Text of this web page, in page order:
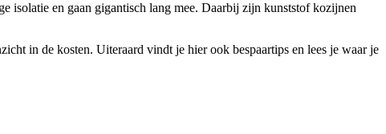
isolatie en gaan gigantisch lang mee. Daarbij zijn kunststof kozijnen
in de kosten. Uiteraard vindt je hier ook bespaartips en lees je waar je